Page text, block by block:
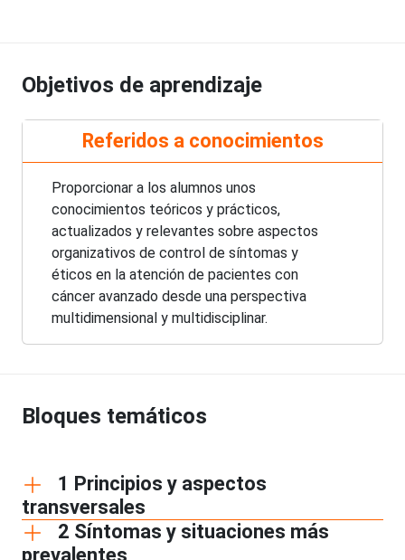
Objetivos de aprendizaje
Referidos a conocimientos
Proporcionar a los alumnos unos
conocimientos teóricos y prácticos,
actualizados y relevantes sobre aspectos
organizativos de control de síntomas y
éticos en la atención de pacientes con
cáncer avanzado desde una perspectiva
multidimensional y multidisciplinar.
Bloques temáticos
1 Principios y aspectos
transversales
2 Síntomas y situaciones más
prevalentes